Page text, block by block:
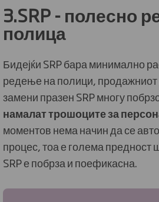
3.SRP-полесно
полица
Бидејќи SRP бара минимално
редење на полици,
замени празен SRP многу
намалат трошоците за
моментов нема начин да се
процес, тоа е голема предност
SRP е побрза и поефикасна.